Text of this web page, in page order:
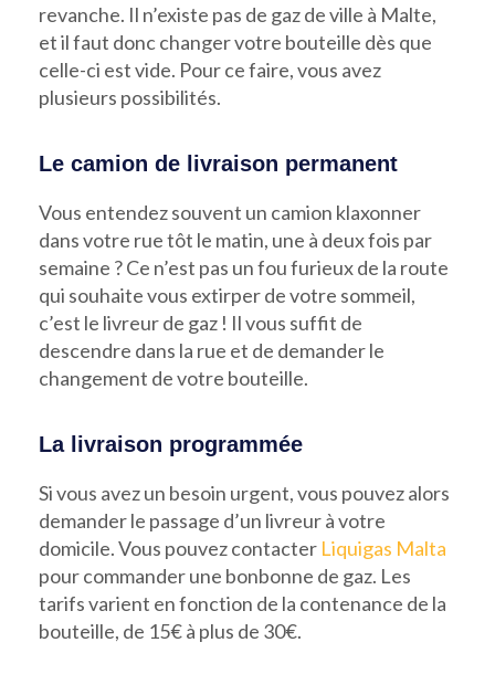
revanche. Il n’existe pas de gaz de ville à Malte,
et il faut donc changer votre bouteille dès que
celle-ci est vide. Pour ce faire, vous avez
plusieurs possibilités.
Le camion de livraison permanent
Vous entendez souvent un camion klaxonner
dans votre rue tôt le matin, une à deux fois par
semaine ? Ce n’est pas un fou furieux de la route
qui souhaite vous extirper de votre sommeil,
c’est le livreur de gaz ! Il vous suffit de
descendre dans la rue et de demander le
changement de votre bouteille.
La livraison programmée
Si vous avez un besoin urgent, vous pouvez alors
demander le passage d’un livreur à votre
domicile. Vous pouvez contacter Liquigas Malta
pour commander une bonbonne de gaz. Les
tarifs varient en fonction de la contenance de la
bouteille, de 15€ à plus de 30€.